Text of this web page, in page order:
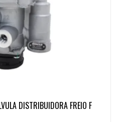
DISTRIBUIDORA FREIO F